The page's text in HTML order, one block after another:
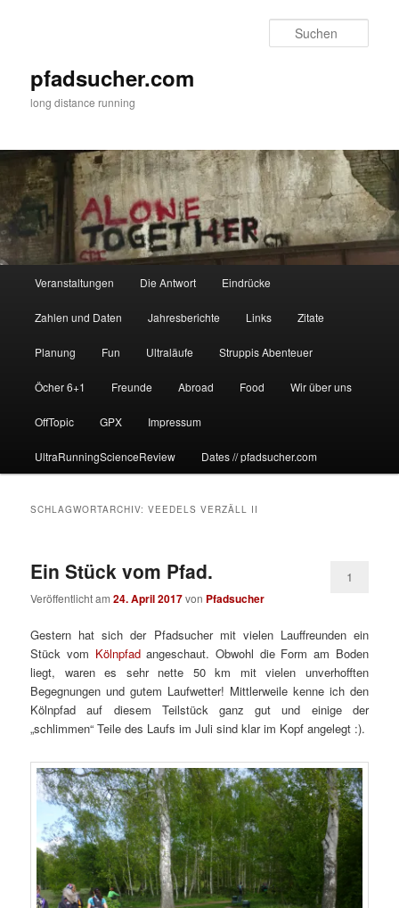
pfadsucher.com
long distance running
Veranstaltungen Die Antwort Eindrücke
Zahlen und Daten Jahresberichte Links Zitate
Planung Fun Ultraläufe Struppis Abenteuer
Öcher 6+1 Freunde Abroad Food Wir über uns
OffTopic GPX Impressum
UltraRunningScienceReview Dates // pfadsucher.com
SCHLAGWORTARCHIV:VEEDELS VERZÄLL II
Ein Stück vom Pfad.
Veröffentlicht am24. April 2017von Pfadsucher
1
Gestern hat sich der Pfadsucher mit vielen Lauffreunden ein
Stück vom Kölnpfadangeschaut. Obwohl die Form am Boden
liegt, waren es sehr nette 50 km mit vielen unverhofften
Begegnungen und gutem Laufwetter! Mittlerweile kenne ich den
Kölnpfad auf diesem Teilstück ganz gut und einige der
„schlimmen“ Teile des Laufs im Juli sind klar im Kopf angelegt :).